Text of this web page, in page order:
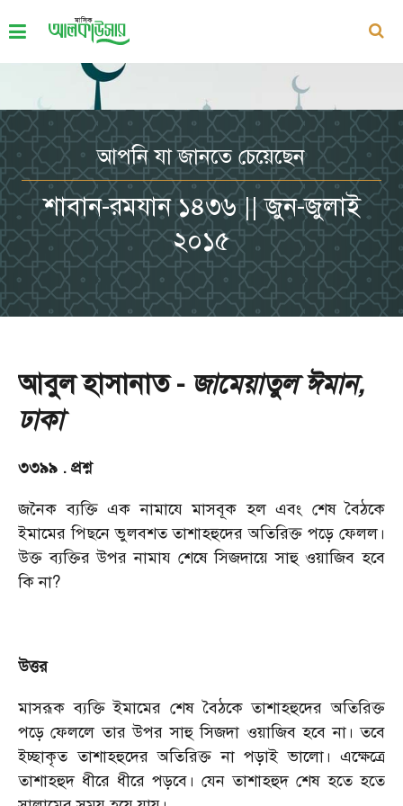
আপনি যা জানতে চেয়েছেন
শাবান-রমযান ১৪৩৬ || জুন-জুলাই
২০১৫
আবুল হাসানাত - জামেয়াতুল ঈমান,
ঢাকা
৩৩৯৯ . প্রশ্ন
জনৈক ব্যক্তি এক নামাযে মাসবূক হল এবং শেষ বৈঠকে
ইমামের পিছনে ভুলবশত তাশাহহুদের অতিরিক্ত পড়ে ফেলল।
উক্ত ব্যক্তির উপর নামায শেষে সিজদায়ে সাহু ওয়াজিব হবে
কি না?
উত্তর
মাসরূক ব্যক্তি ইমামের শেষ বৈঠকে তাশাহহুদের অতিরিক্ত
পড়ে ফেললে তার উপর সাহু সিজদা ওয়াজিব হবে না। তবে
ইচ্ছাকৃত তাশাহহুদের অতিরিক্ত না পড়াই ভালো। এক্ষেত্রে
তাশাহহুদ ধীরে ধীরে পড়বে। যেন তাশাহহুদ শেষ হতে হতে